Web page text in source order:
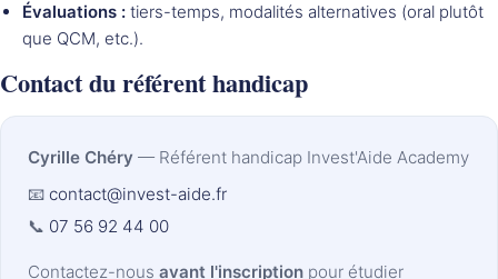
Évaluations : tiers-temps, modalités alternatives (oral plutôt
que QCM, etc.).
Contact du référent handicap
Cyrille Chéry — Référent handicap Invest'Aide Academy
📧 contact@invest-aide.fr
📞 07 56 92 44 00
Contactez-nous avant l'inscription pour étudier